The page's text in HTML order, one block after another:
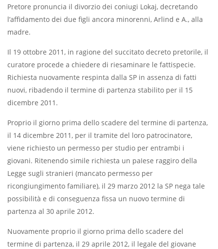
Pretore pronuncia il divorzio dei coniugi Lokaj, decretando
l’affidamento dei due figli ancora minorenni, Arlind e A., alla
madre.
Il 19 ottobre 2011, in ragione del succitato decreto pretorile, il
curatore procede a chiedere di riesaminare le fattispecie.
Richiesta nuovamente respinta dalla SP in assenza di fatti
nuovi, ribadendo il termine di partenza stabilito per il 15
dicembre 2011.
Proprio il giorno prima dello scadere del termine di partenza,
il 14 dicembre 2011, per il tramite del loro patrocinatore,
viene richiesto un permesso per studio per entrambi i
giovani. Ritenendo simile richiesta un paIese raggiro della
Legge sugli stranieri (mancato permesso per
ricongiungimento familiare), il 29 marzo 2012 la SP nega tale
possibilità e di conseguenza fissa un nuovo termine di
partenza al 30 aprile 2012.
Nuovamente proprio il giorno prima dello scadere del
termine di partenza, il 29 aprile 2012, il legale del giovane